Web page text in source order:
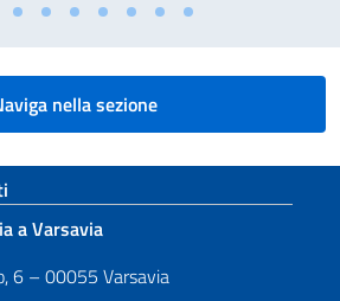
nella sezione
a Varsavia
6 – 00055 Varsavia